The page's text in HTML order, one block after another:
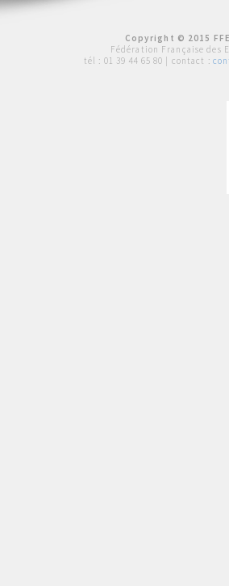
Copyright © 2015
Fédération Française des
tél : 01 39 44 65 80 | contact :